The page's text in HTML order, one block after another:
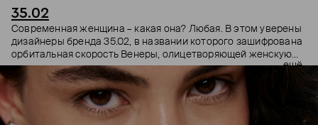
35.02
Современная женщина – какая она? Любая. В этом уверены
дизайнеры бренда 35.02, в названии которого зашифрована
орбитальная скорость Венеры, олицетворяющей женскую
энергию. Поэтому в украшениях 35.02 сочетается, казалось
бы, несочетаемое – все грани характера. Женственность и
строгость, плавные линии с графичными силуэтами,
современность и классика. В этих украшениях сплетаются
две стороны характера. Черные бриллианты –
ещё